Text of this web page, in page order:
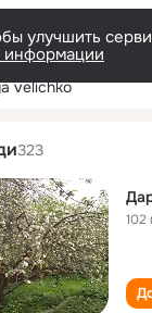
улучшить
velichko
323
102